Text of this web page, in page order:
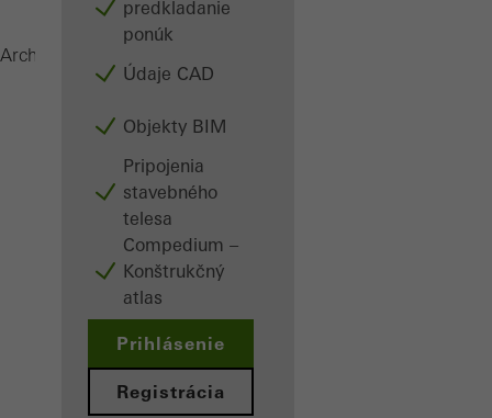
predkladanie
ponúk
Údaje CAD
Objekty BIM
Pripojenia
stavebného
telesa
Compedium –
Konštrukčný
atlas
Prihlásenie
Registrácia
Architekti